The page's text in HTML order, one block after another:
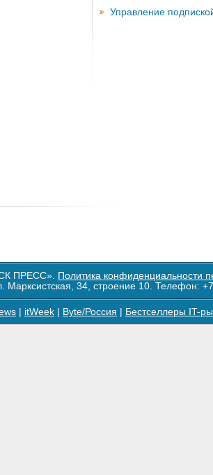
Управление
ПРЕСС». Политика конфиденциальности
Марксистская, 34, строение 10. Телефон:
itWeek Byte/Россия Бестселлеры IT-